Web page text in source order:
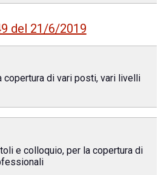
del 21/6/2019
copertura di vari posti, vari livelli
e colloquio, per la copertura di